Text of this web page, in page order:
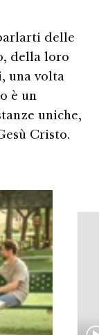
delle
della loro
una volta
è un
uniche,
Cristo.